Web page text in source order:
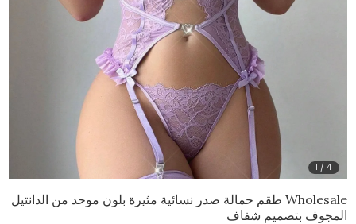
1 /4
Wholesale طقم حمالة صدر نسائية مثيرة بلون موحد من الدانتيل
المجوف بتصميم شفاف